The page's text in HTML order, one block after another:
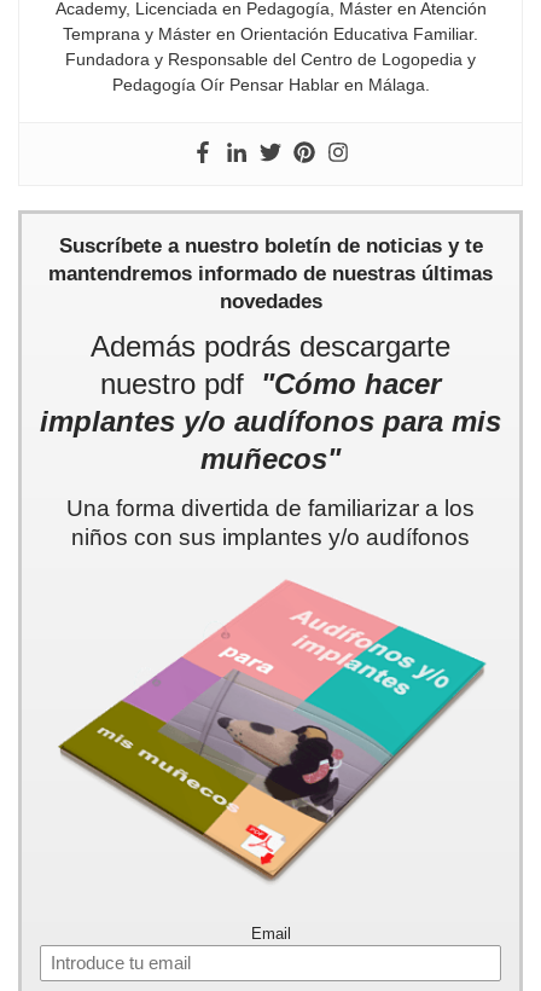
Academy, Licenciada en Pedagogía, Máster en Atención
Temprana y Máster en Orientación Educativa Familiar.
Fundadora y Responsable del Centro de Logopedia y
Pedagogía Oír Pensar Hablar en Málaga.
Suscríbete a nuestro boletín de noticias y te
mantendremos informado de nuestras últimas
novedades
Además podrás descargarte
nuestro pdf "Cómo hacer
implantes y/o audífonos para mis
muñecos"
Una forma divertida de familiarizar a los
niños con sus implantes y/o audífonos
Email